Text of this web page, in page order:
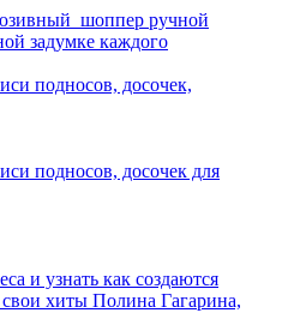
шоппер ручной
задумке каждого
подносов, досочек,
подносов, досочек для
и узнать как создаются
хиты Полина Гагарина,